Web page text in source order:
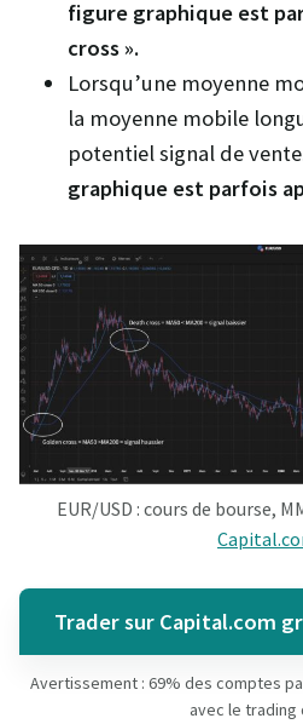
figure graphique est
cross ».
Lorsqu’une moyenne
la moyenne mobile
potentiel signal de
graphique est parfois
EUR/USD : cours de bourse,
Trader sur Capital.com
Avertissement : 69% des comptes
avec le trading